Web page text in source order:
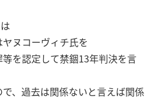
ヌコーヴィチ氏を
を認定して禁錮13年判決を言
、過去は関係ないと言えば関係